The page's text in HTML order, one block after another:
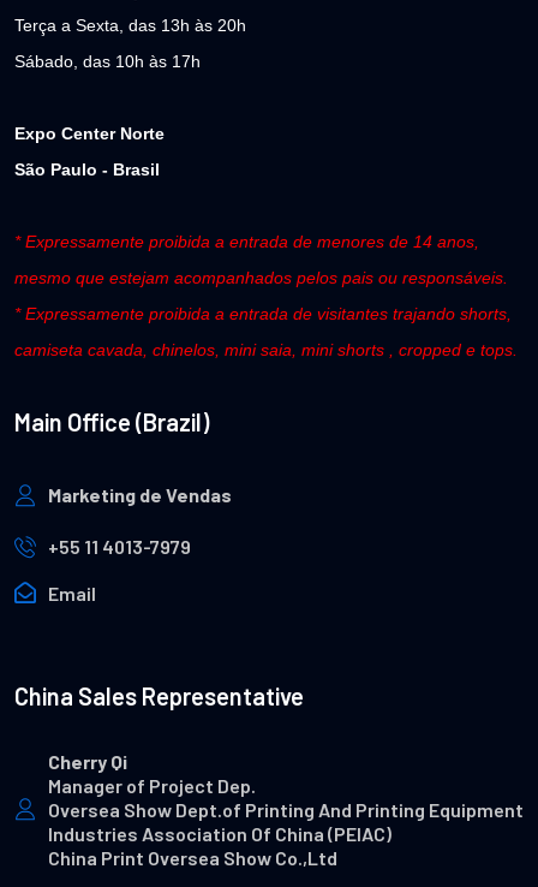
Terça a Sexta, das 13h às 20h
Sábado, das 10h às 17h
Expo Center Norte
São Paulo - Brasil
* Expressamente proibida a entrada de menores de 14 anos,
mesmo que estejam acompanhados pelos pais ou responsáveis.
* Expressamente proibida a entrada de visitantes trajando shorts,
camiseta cavada, chinelos, mini saia, mini shorts , cropped e tops.
Main Office (Brazil)
Marketing de Vendas
+55 11 4013-7979
Email
China Sales Representative
Cherry Qi
Manager of Project Dep.
Oversea Show Dept.of Printing And Printing Equipment
Industries Association Of China (PEIAC)
China Print Oversea Show Co.,Ltd